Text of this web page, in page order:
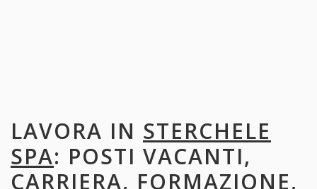
LAVORA IN STERCHELE
SPA: POSTI VACANTI,
CARRIERA, FORMAZIONE,